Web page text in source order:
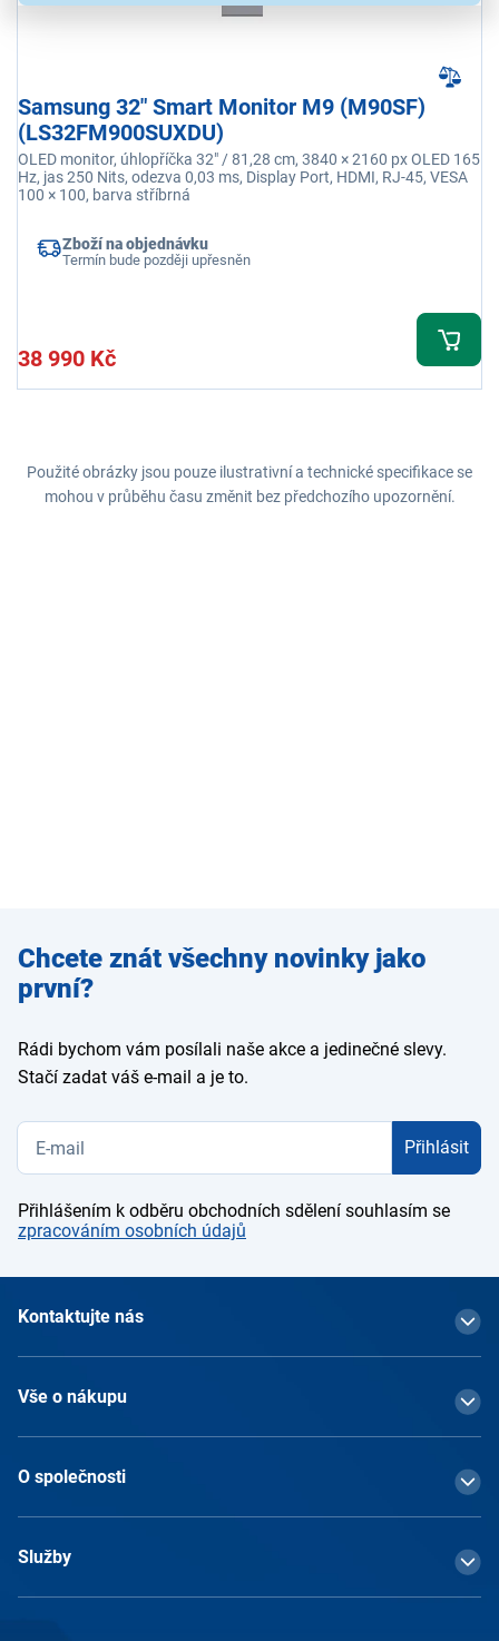
Samsung 32" Smart Monitor M9 (M90SF)
(LS32FM900SUXDU)
OLED monitor, úhlopříčka 32" / 81,28 cm, 3840 × 2160 px OLED 165
Hz, jas 250 Nits, odezva 0,03 ms, Display Port, HDMI, RJ-45, VESA
100 × 100, barva stříbrná
Zboží na objednávku
Termín bude později upřesněn
38 990 Kč
Použité obrázky jsou pouze ilustrativní a technické specifikace se
mohou v průběhu času změnit bez předchozího upozornění.
Zadejte
e-mail
Chcete znát všechny novinky jako
první?
Rádi bychom vám posílali naše akce a jedinečné slevy.
Stačí zadat váš e-mail a je to.
Přihlásit
Přihlášením k odběru obchodních sdělení souhlasím se
zpracováním osobních údajů
Kontaktujte nás
Vše o nákupu
O společnosti
Služby